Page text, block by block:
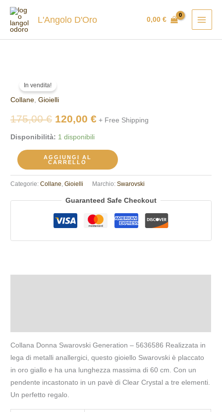
contenuto
L'Angolo D'Oro 0,00€
In vendita!
Collane ,Gioielli
175,00€
prezzo
originale
era:
175,00 €.
120,00€ attuale
120,00 €.
+ Free Shipping
Disponibilità: 1 disponibili
Swarovski
5636586
AGGIUNGI AL
CARRELLO
Categorie:Collane,Gioielli Marchio:Swarovski
Guaranteed Safe Checkout
Collana Donna Swarovski Generation – 5636586 Realizzata in
lega di metalli anallergici, questo gioiello Swarovski è placcato
in oro giallo e ha una lunghezza massima di 60 cm. Con un
pendente incastonato in un pavè di Clear Crystal a tre elementi.
Un perfetto regalo.